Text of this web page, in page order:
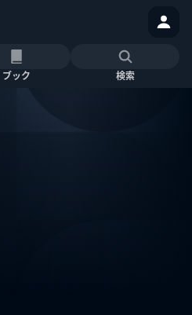
ブック 検索